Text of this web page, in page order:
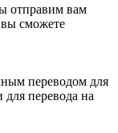
отправим вам
сможете
переводом для
перевода на